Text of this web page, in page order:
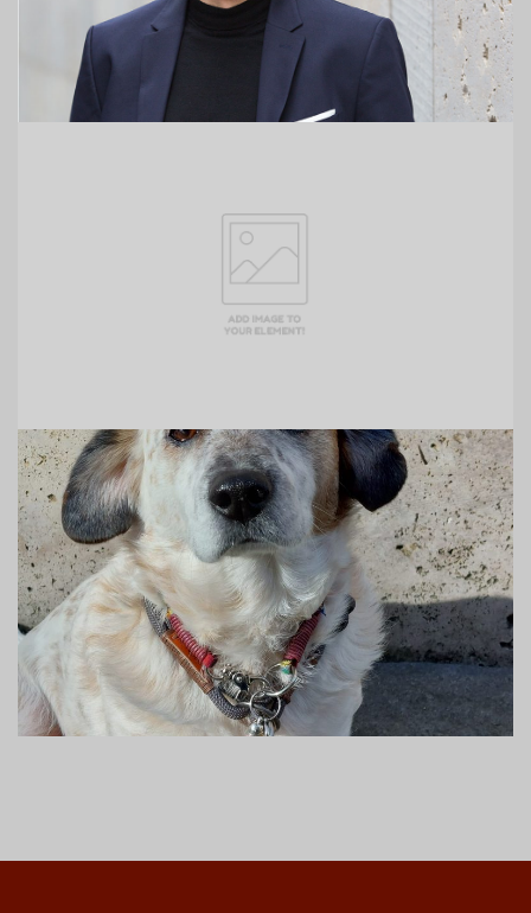
Senior Recruiter
Brunilda Bajraktari
Duale Studentin
Sunny
Head of Sausage Consumption